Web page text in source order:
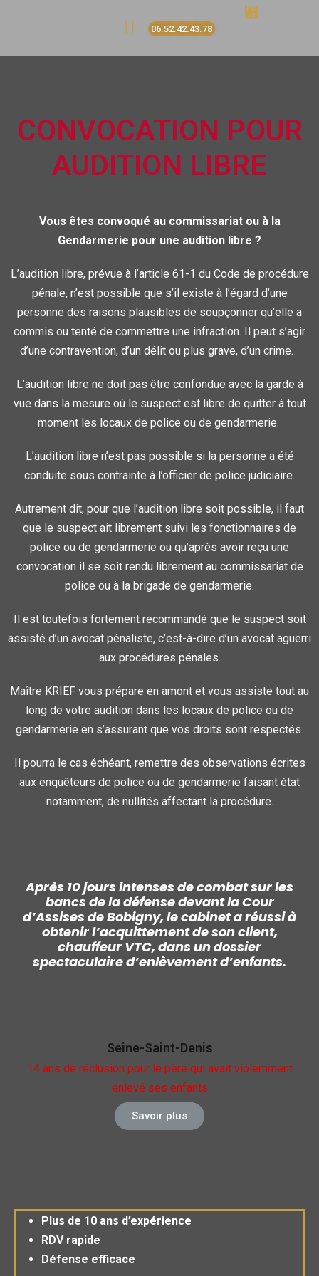
06.52.42.43.78
CONVOCATION POUR
AUDITION LIBRE
Vous êtes convoqué au commissariat ou à la
Gendarmerie pour une audition libre ?
L’audition libre, prévue à l’article 61-1 du Code de procédure
pénale,n’est possible que s’il existe à l’égard d’une
personne des raisons plausibles de soupçonner qu’elle a
commis ou tenté de commettre une infraction. Il peut s’agir
d’une contravention, d’un délit ou plus grave, d’un crime.
L’audition libre ne doit pas être confondue avec la garde à
vue dans la mesure où le suspect est libre de quitter à tout
moment les locaux de police ou de gendarmerie.
L’audition libre n’est pas possible si la personne a été
conduite sous contrainte à l’officier de police judiciaire.
Autrement dit, pour que l’audition libre soit possible, il faut
que le suspect ait librement suivi les fonctionnaires de
police ou de gendarmerie ou qu’après avoir reçu une
convocation il se soit rendu librement au commissariat de
police ou à la brigade de gendarmerie.
Il est toutefois fortement recommandé que le suspect soit
assisté d’un avocat pénaliste, c’est-à-dire d’un avocat aguerri
aux procédures pénales.
Maître KRIEF vous prépare en amont et vous assiste tout au
long de votre audition dans les locaux de police ou de
gendarmerie en s’assurant que vos droits sont respectés.
Il pourra le cas échéant, remettre des observations écrites
aux enquêteurs de police ou de gendarmerie faisant état
notamment, de nullités affectant la procédure.
Après 10 jours intenses de combat sur les
bancs de la défense devant la Cour
d’Assises de Bobigny, le cabinet a réussi à
obtenir l’acquittement de son client,
chauffeur VTC, dans un dossier
spectaculaire d’enlèvement d’enfants.
Seine-Saint-Denis
14 ans de réclusion pour le père qui avait violemment
enlevé ses enfants
Savoir plus
Plus de 10 ans d’expérience
RDV rapide
Défense efficace